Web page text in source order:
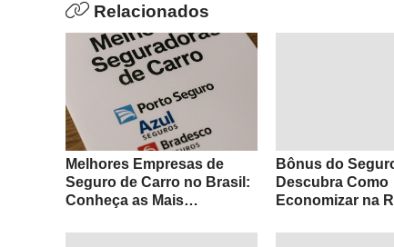
Relacionados
Melhores Empresas de
Seguro de Carro no Brasil:
Conheça as Mais
seu Veículo
Bônus do
Descubra Como
Economizar na